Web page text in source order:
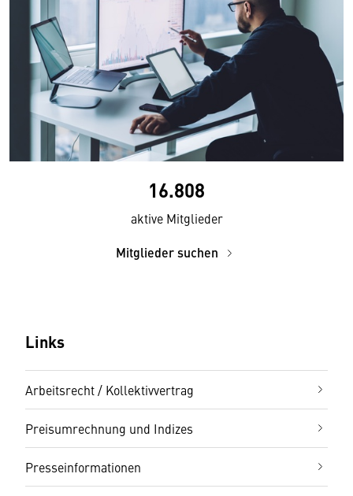
16.808
aktive Mitglieder
Mitglieder suchen
Links
Arbeitsrecht / Kollektivvertrag
Preisumrechnung und Indizes
Presseinformationen